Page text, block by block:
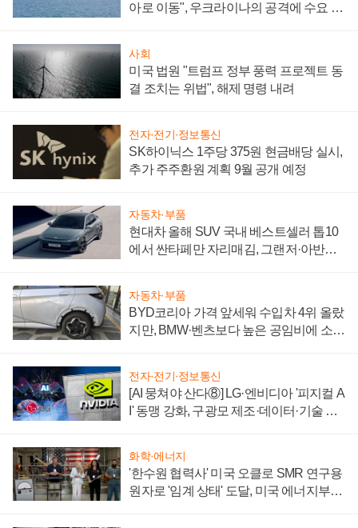
아로 이동", 우크라이나의 공격에 수요 늘
사회
미국 법원 "트럼프 정부 풍력 프로젝트 동
결 조치는 위법", 해제 명령 내려
전자·전기·정보통신
SK하이닉스 1주당 375원 현금배당 실시,
추가 주주환원 계획 9월 공개 예정
자동차·부품
현대차 올해 SUV 국내 베스트셀러 톱10
에서 싼타페만 자리매김, 그랜저·아반떼
자동차·부품
BYD코리아 가격 앞세워 수입차 4위 올랐
지만, BMW·벤츠보다 높은 공임비에 소비
전자·전기·정보통신
[AI 뭉쳐야 산다⑧] LG·엔비디아 '피지컬 A
I' 동맹 강화, 구광모 제조·데이터·기술 결
화학·에너지
'한수원 협력사' 미국 오클로 SMR 연구용
원자로 '임계 상태' 도달, 미국 에너지부